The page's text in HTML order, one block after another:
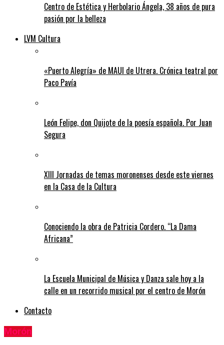
Centro de Estética y Herbolario Ángela, 38 años de pura
pasión por la belleza
LVM Cultura
«Puerto Alegría» de MAUI de Utrera. Crónica teatral por
Paco Pavía
León Felipe, don Quijote de la poesía española. Por Juan
Segura
XIII Jornadas de temas moronenses desde este viernes
en la Casa de la Cultura
Conociendo la obra de Patricia Cordero. “La Dama
Africana”
La Escuela Municipal de Música y Danza sale hoy a la
calle en un recorrido musical por el centro de Morón
Contacto
Morón